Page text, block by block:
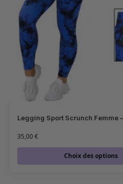
Legging Sport Scrunch Femme
35,00€
Choix des options